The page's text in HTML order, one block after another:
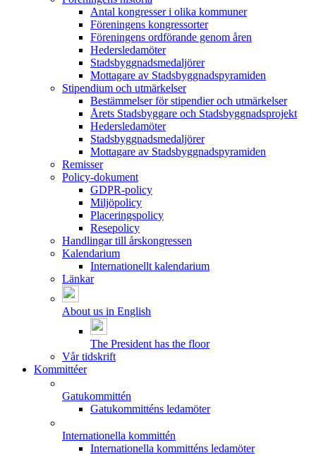
Antal kongresser i olika kommuner
Föreningens kongressorter
Föreningens ordförande genom åren
Hedersledamöter
Stadsbyggnadsmedaljörer
Mottagare av Stadsbyggnadspyramiden
Stipendium och utmärkelser
Bestämmelser för stipendier och utmärkelser
Årets Stadsbyggare och Stadsbyggnadsprojekt
Hedersledamöter
Stadsbyggnadsmedaljörer
Mottagare av Stadsbyggnadspyramiden
Remisser
Policy-dokument
GDPR-policy
Miljöpolicy
Placeringspolicy
Resepolicy
Handlingar till årskongressen
Kalendarium
Internationellt kalendarium
Länkar
About us in English
The President has the floor
Vår tidskrift
Kommittéer
Gatukommittén
Gatukommitténs ledamöter
Internationella kommittén
Internationella kommitténs ledamöter